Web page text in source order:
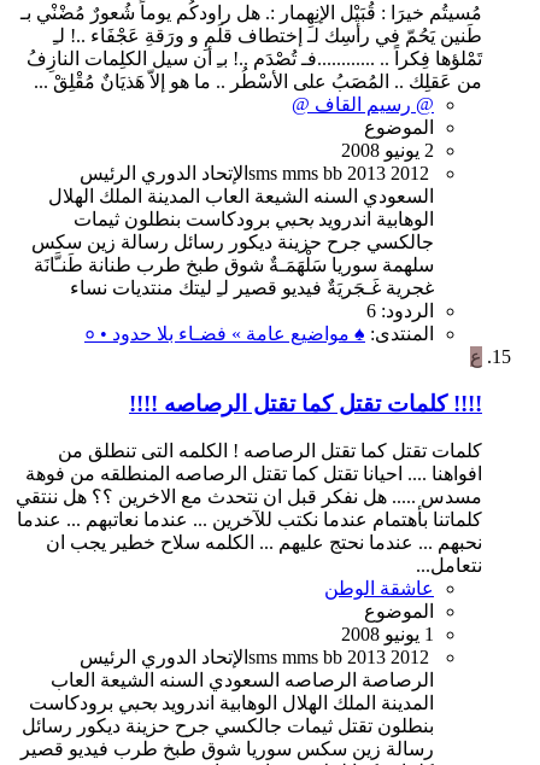
مُسيتُم خيرَا : قُبَيْل الإنِهِمار :. هل راودكُم يوماً شُعورٌ مُضْنْي بـ
طَنين يَحُمّ في رأسِك لـ إختطاف قلَمِ و ورَقةِ عَجْفَاء ..! لـِ
تَمْلؤها فِكراً .. ............فـ تُصْدَم ..! بـِ أن سيل الكلِمات النازِفُ
من عَقلِك .. المُصَبُ على الأسْطُر .. ما هو إلاّ هَذيَانٌ مُقْلِقْ ...
@ رسيم القاف @
الموضوع
2 يونيو 2008
2012
2013
bb
mms
sms الإتحاد الدوري الرئيس
السعودي السنه الشيعة العاب المدينة الملك الهلال
الوهابية اندرويدبحبي برودكاست بنطلون ثيمات
جالكسي جرح حزينة ديكور رسائل رسالة زين سكس
سلهمة سوريا سَلْهَمَـةٌ شوق طبخ طرب طنانة طَنـَّانَة
غجرية غَـجَريَةٌ فيديو قصير لـِ ليتك منتديات نساء
الردود: 6
المنتدى: ♠ مواضيع عامة » فضـاء بلا حدود • ०
ع
!!!! كلمات تقتل كما تقتل الرصاصه !!!!
كلمات تقتل كما تقتل الرصاصه ! الكلمه التى تنطلق من
افواهنا .... احيانا تقتل كما تقتل الرصاصه المنطلقه من فوهة
مسدس ..... هل نفكر قبل ان نتحدث مع الاخرين ؟؟ هل ننتقي
كلماتنا بأهتمام عندما نكتب للآخرين ... عندما نعاتبهم ... عندما
نحبهم ... عندما نحتج عليهم ... الكلمه سلاح خطير يجب ان
نتعامل...
عاشقة الوطن
الموضوع
1 يونيو 2008
2012
2013
bb
mms
sms الإتحاد الدوري الرئيس
الرصاصة الرصاصه السعودي السنه الشيعة العاب
المدينة الملك الهلال الوهابية اندرويدبحبي برودكاست
بنطلون تقتل ثيمات جالكسي جرح حزينة ديكور رسائل
رسالة زين سكس سوريا شوق طبخ طرب فيديو قصير